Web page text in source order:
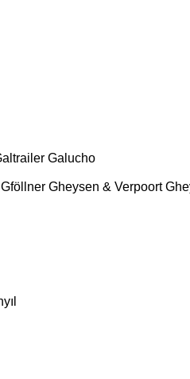
Galucho
Gföllner Gheysen & Verpoort